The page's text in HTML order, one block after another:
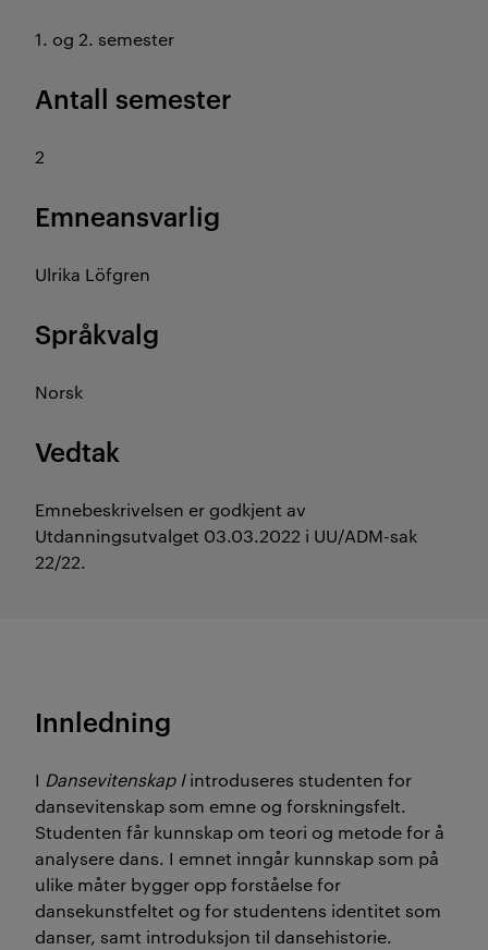
1. og 2. semester
Antall semester
2
Emneansvarlig
Ulrika Löfgren
Språkvalg
Norsk
Vedtak
Emnebeskrivelsen er godkjent av
Utdanningsutvalget 03.03.2022 i UU/ADM-sak
22/22.
Innledning
I Dansevitenskap Iintroduseres studenten for
dansevitenskap som emne og forskningsfelt.
Studenten får kunnskap om teori og metode for å
analysere dans. I emnet inngår kunnskap som på
ulike måter bygger opp forståelse for
dansekunstfeltet og for studentens identitet som
danser, samt introduksjon til dansehistorie.